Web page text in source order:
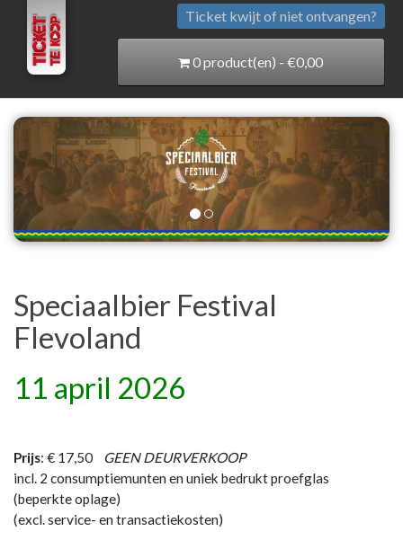
Ticket kwijt of niet ontvangen?
0 product(en) - €0,00
Speciaalbier Festival
Flevoland
11 april 2026
Prijs: € 17,50 GEEN DEURVERKOOP
incl. 2 consumptiemunten en uniek bedrukt proefglas
(beperkte oplage)
(excl. service- en transactiekosten)